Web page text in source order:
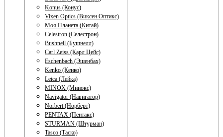
Konus (Конус)
Vixen Optics (Виксен Оптикс)
Моя Планета (Китай)
Celestron (Селестрон)
Bushnell (Бушнелл)
Carl Zeiss (Карл Цейс)
Eschenbach (Эшенбах)
Kenko (Кенко)
Leica (Лейка)
MINOX (Минокс)
Navigator (Навигатор)
Norbert (Норберт)
PENTAX (Пентакс)
STURMAN (Штурман)
Tasco (Таско)